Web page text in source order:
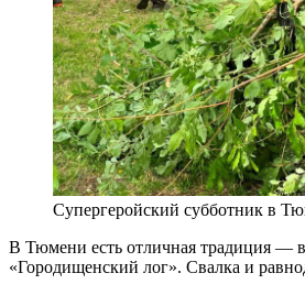
Супергеройский субботник в
В Тюмени есть отличная традиция —
«Городищенский лог». Свалка и